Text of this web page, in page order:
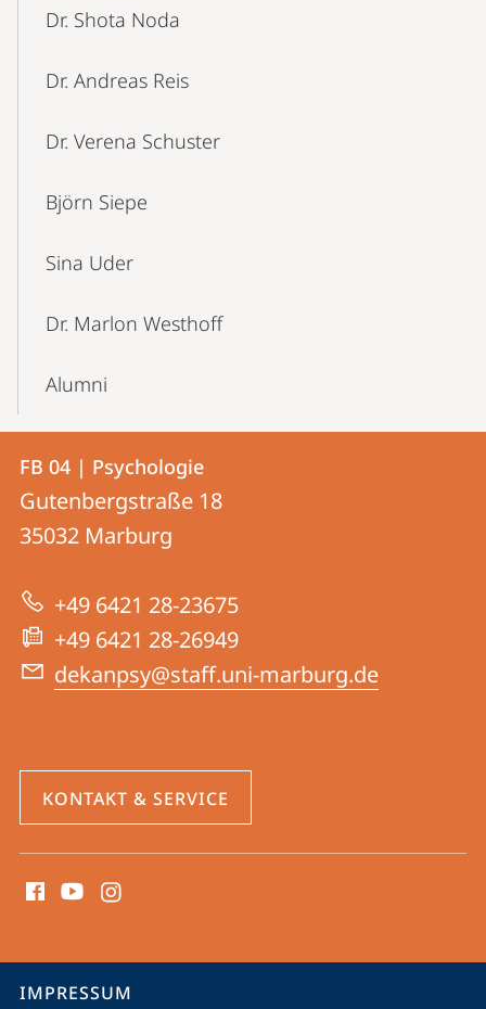
Dr. Shota Noda
Dr. Andreas Reis
Dr. Verena Schuster
Björn Siepe
Sina Uder
Dr. Marlon Westhoff
Alumni
Kontakt
und
Informationen
zur
Website
Kontaktinformationen
FB
04
Psychologie
FB 04 | Psychologie
Gutenbergstraße 18
35032 Marburg
+49 6421 28-23675
+49 6421 28-26949
dekanpsy@staff.uni-marburg.de
KONTAKT & SERVICE
Media
Service-
IMPRESSUM